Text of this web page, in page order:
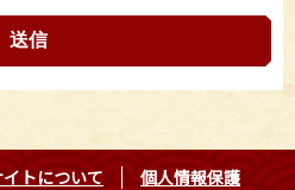
トについて
個人情報保護